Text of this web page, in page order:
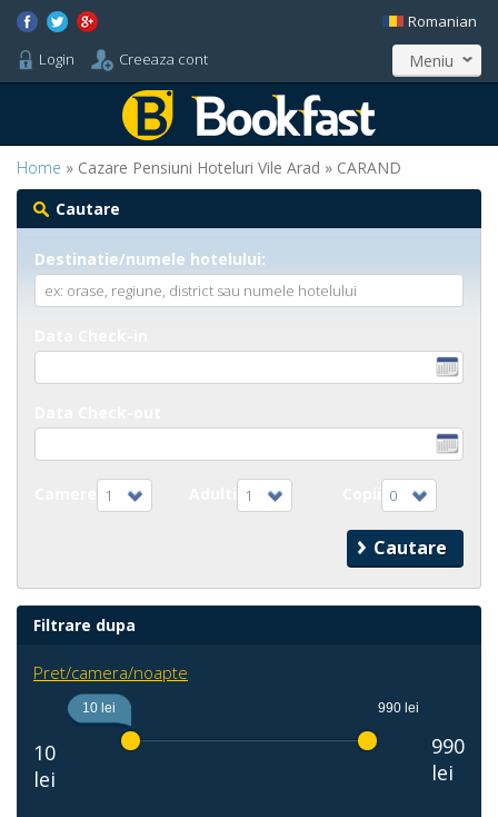
Login Creeaza cont
Romanian
Meniu
Home » Cazare Pensiuni Hoteluri Vile Arad » CARAND
Cautare
Destinatie/numele hotelului:
1 1 0
Filtrare dupa
Pret/camera/noapte
10
lei
10 lei 990 lei
990
lei